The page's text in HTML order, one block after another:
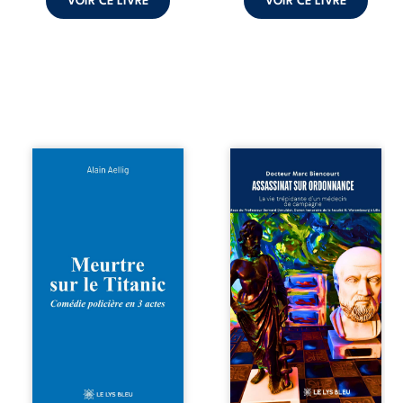
comment dompter
Et si le naufrage
en 1912, un
meurtre est
commis. Le drame
disparaît avec le
tard, la
Assassinat sur
ordonnance – La
vie trépidante
d’un médecin de
campagne est la
réédition enrichie
et actualisée du
témoignage du
Docteur Marc
Biencourt, ancien
médecin de
famille, qui revient
sur son parcours
médical, syndical
et ordinal. Depuis
septembre 2013, il